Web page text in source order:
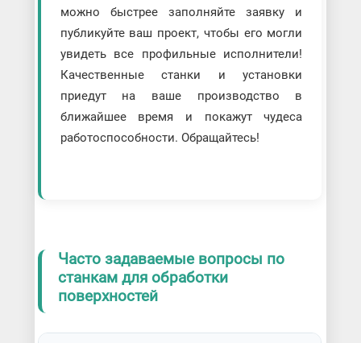
можно быстрее заполняйте заявку и
публикуйте ваш проект, чтобы его могли
увидеть все профильные исполнители!
Качественные станки и установки
приедут на ваше производство в
ближайшее время и покажут чудеса
работоспособности. Обращайтесь!
Часто задаваемые вопросы по
станкам для обработки
поверхностей